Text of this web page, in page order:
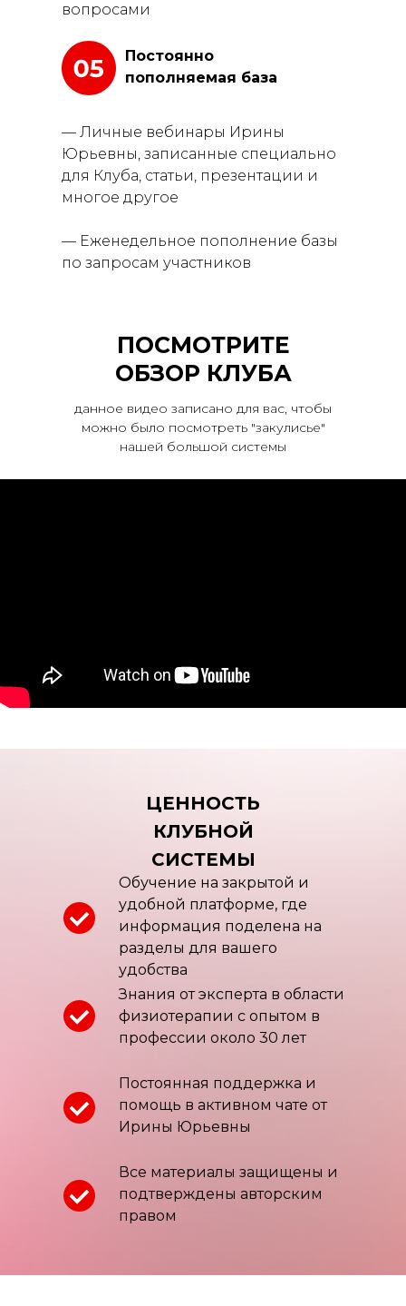
вопросами
Постоянно
пополняемая база
— Личные вебинары Ирины
Юрьевны, записанные специально
для Клуба, статьи, презентации и
многое другое
— Еженедельное пополнение базы
по запросам участников
ПОСМОТРИТЕ
ОБЗОР КЛУБА
данное видео записано для вас, чтобы
можно было посмотреть "закулисье"
нашей большой системы
ЦЕННОСТЬ
КЛУБНОЙ
СИСТЕМЫ
Обучение на закрытой и
удобной платформе, где
информация поделена на
разделы для вашего
удобства
Знания от эксперта в области
физиотерапии с опытом в
профессии около 30 лет
Постоянная поддержка и
помощь в активном чате от
Ирины Юрьевны
Все материалы защищены и
подтверждены авторским
правом